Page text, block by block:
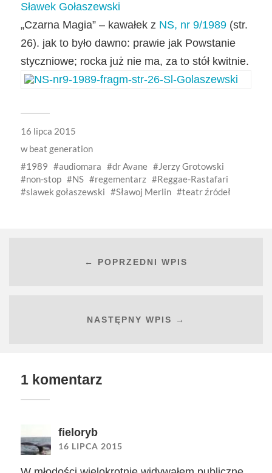
Sła­wek Gołaszewski
„Czarna Magia” – kawałek z NS, nr 9/1989(str.
26). jak to było dawno: prawie jak Powstanie
styczniowe; rocka już nie ma, za to stół kwitnie.
16 lipca 2015
wbeat generation
1989
audiomara dr Avane
Jerzy Grotowski
non-stop
NS regementarz
Reggae-Rastafari
slawek gołaszewski
Sławoj Merlin teatr źródeł
← POPRZEDNI WPIS
NASTĘPNY WPIS →
1 komentarz
fieloryb
16 LIPCA 2015